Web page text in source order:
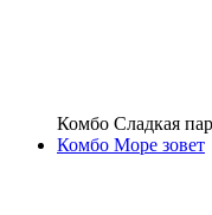
Комбо Сладкая
Комбо Море зовет